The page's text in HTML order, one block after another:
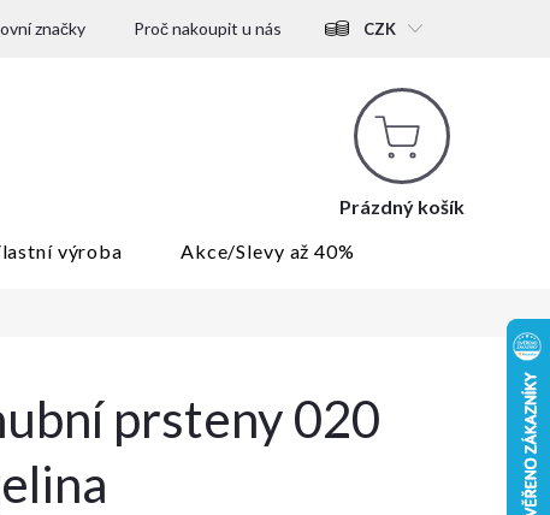
značky Proč nakoupit u nás CZK
Nákupní
košík
Prázdný košík
výroba Akce/Slevy až 40%
prsteny 020